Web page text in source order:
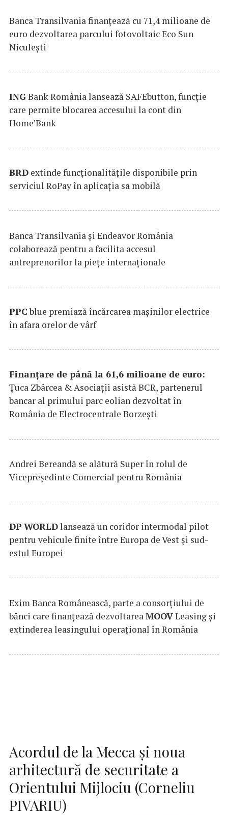
Banca Transilvania finanțează cu 71,4 milioane de
euro dezvoltarea parcului fotovoltaic Eco Sun
Niculești
INGBank România lansează SAFEbutton, funcţie
care permite blocarea accesului la cont din
Home’Bank
BRD extinde funcţionalităţile disponibile prin
serviciul RoPay în aplicaţia sa mobilă
Banca Transilvania şi Endeavor România
colaborează pentru a facilita accesul
antreprenorilor la pieţe internaţionale
PPCblue premiază încărcarea maşinilor electrice
în afara orelor de vârf
Finanțare de până la 61,6 milioane de euro:
Țuca Zbârcea & Asociații asistă BCR, partenerul
bancar al primului parc eolian dezvoltat în
România de Electrocentrale Borzești
Andrei Bereandă se alătură Super în rolul de
Vicepreședinte Comercial pentru România
DP WORLDlansează un coridor intermodal pilot
pentru vehicule finite între Europa de Vest și sud-
estul Europei
Exim Banca Românească, parte a consorțiului de
bănci care finanțează dezvoltarea MOOVLeasing și
extinderea leasingului operațional în România
Acordul de la Mecca și noua
arhitectură de securitate a
Orientului Mijlociu (Corneliu
PIVARIU)